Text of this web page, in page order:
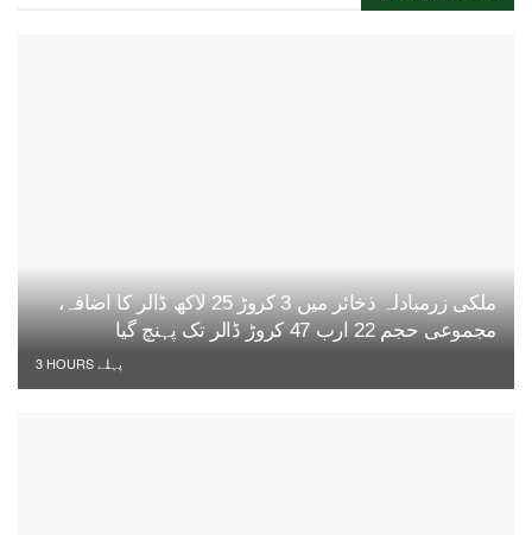
ملکی زرمبادلہ ذخائر میں 3 کروڑ 25 لاکھ ڈالر کا اضافہ،
مجموعی حجم 22 ارب 47 کروڑ ڈالر تک پہنچ گیا
3 HOURS پہلے